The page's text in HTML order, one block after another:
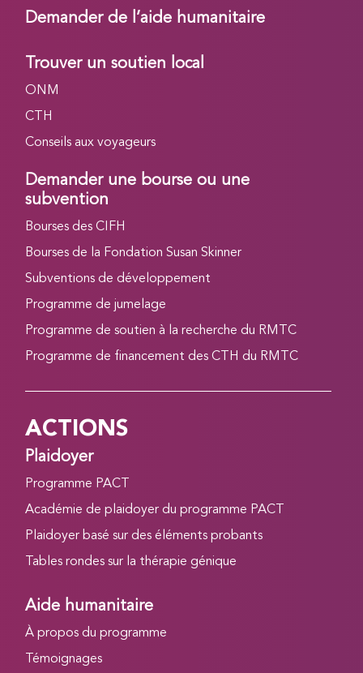
Demander de l’aide humanitaire
Trouver un soutien local
ONM
CTH
Conseils aux voyageurs
Demander une bourse ou une
subvention
Bourses des CIFH
Bourses de la Fondation Susan Skinner
Subventions de développement
Programme de jumelage
Programme de soutien à la recherche du RMTC
Programme de financement des CTH du RMTC
ACTIONS
Plaidoyer
Programme PACT
Académie de plaidoyer du programme PACT
Plaidoyer basé sur des éléments probants
Tables rondes sur la thérapie génique
Aide humanitaire
À propos du programme
Témoignages